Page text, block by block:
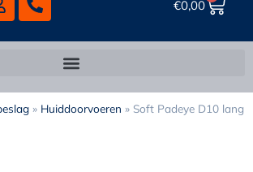
€0,00
» Huiddoorvoeren » Soft Padeye D10 lang